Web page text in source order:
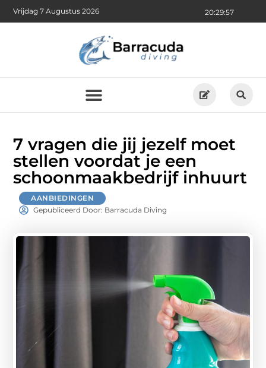
20:29:58
Vrijdag 7 Augustus 2026
7 vragen die jij jezelf moet
stellen voordat je een
schoonmaakbedrijf inhuurt
AANBIEDINGEN
Gepubliceerd Door: Barracuda Diving